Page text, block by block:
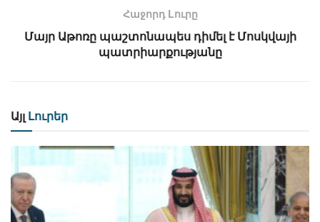
Հաջորդ Lուրը
Մայր Աթոռը պաշտոնապես դիմել է Մոսկվայի
պատրիարքությանը
Այլ Լուրեր